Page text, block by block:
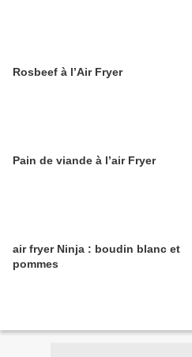
Rosbeef à l’Air Fryer
Pain de viande à l’air Fryer
air fryer Ninja : boudin blanc et
pommes